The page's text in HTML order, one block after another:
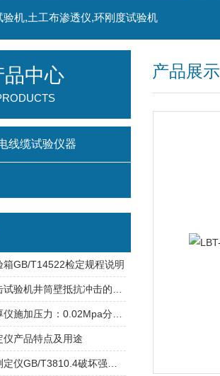
验机,土工布渗透仪,环刚度试验机
产品展示
品中心
线缆试验仪器
GB/T14522检定规程说明
建筑防水卷材测厚仪施加压力：0.02Mpa分度值：0.01mm
产品特点及用途